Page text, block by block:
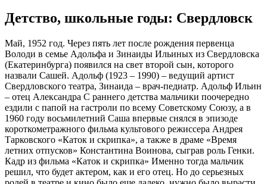
Детство, школьные годы: Свердловск
Май, 1952 год. Через пять лет после рождения первенца
Володи в семье Адольфа и Зинаиды Ильиных из Свердловска
(Екатеринбурга) появился на свет второй сын, которого
назвали Сашей. Адольф (1923 – 1990) – ведущий артист
Свердловского театра, Зинаида – врач-педиатр. Адольф Ильин
– отец Александра С раннего детства мальчики поочередно
ездили с папой на гастроли по всему Советскому Союзу, а в
1960 году восьмилетний Саша впервые снялся в эпизоде
короткометражного фильма культового режиссера Андрея
Тарковского «Каток и скрипка», а также в драме «Время
летних отпусков» Константина Воинова, сыграв роль Генки.
Кадр из фильма «Каток и скрипка» Именно тогда мальчик
решил, что будет актером, как и его отец. Но до серьезных